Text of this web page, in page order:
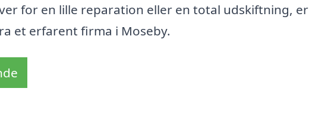
for en lille reparation eller en total udskiftning,
et erfarent firma i Moseby.